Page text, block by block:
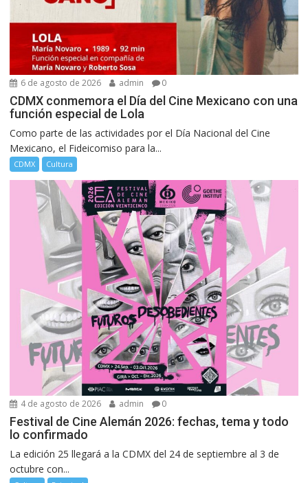
6 de agosto de 2026 admin 0
CDMX conmemora el Día del Cine Mexicano con una
función especial de Lola
Como parte de las actividades por el Día Nacional del Cine
Mexicano, el Fideicomiso para la...
CDMX Cultura
4 de agosto de 2026 admin 0
Festival de Cine Alemán 2026: fechas, tema y todo
lo confirmado
La edición 25 llegará a la CDMX del 24 de septiembre al 3 de
octubre con...